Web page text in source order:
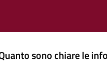
sono chiare le